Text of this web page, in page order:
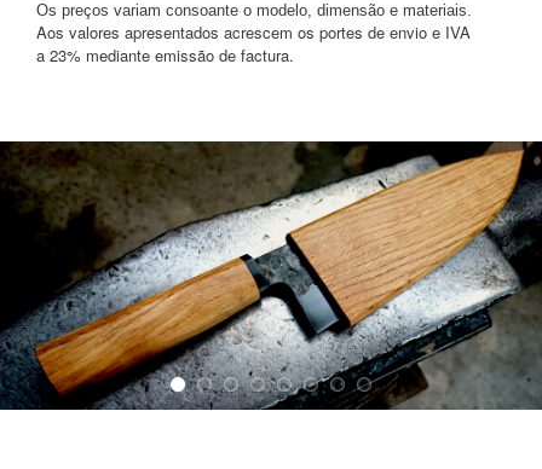
Os preços variam consoante o modelo, dimensão e materiais.
Aos valores apresentados acrescem os portes de envio e IVA
a 23% mediante emissão de factura.